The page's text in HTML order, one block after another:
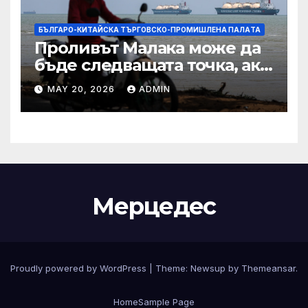
БЪЛГАРО-КИТАЙСКА ТЪРГОВСКО-ПРОМИШЛЕНА ПАЛAТА
Проливът Малака може да
бъде следващата точка, ако
Азия не внимава
MAY 20, 2026 ADMIN
Мерцедес
Proudly powered by WordPress Theme: Newsup by Themeansar.
HomeSample Page